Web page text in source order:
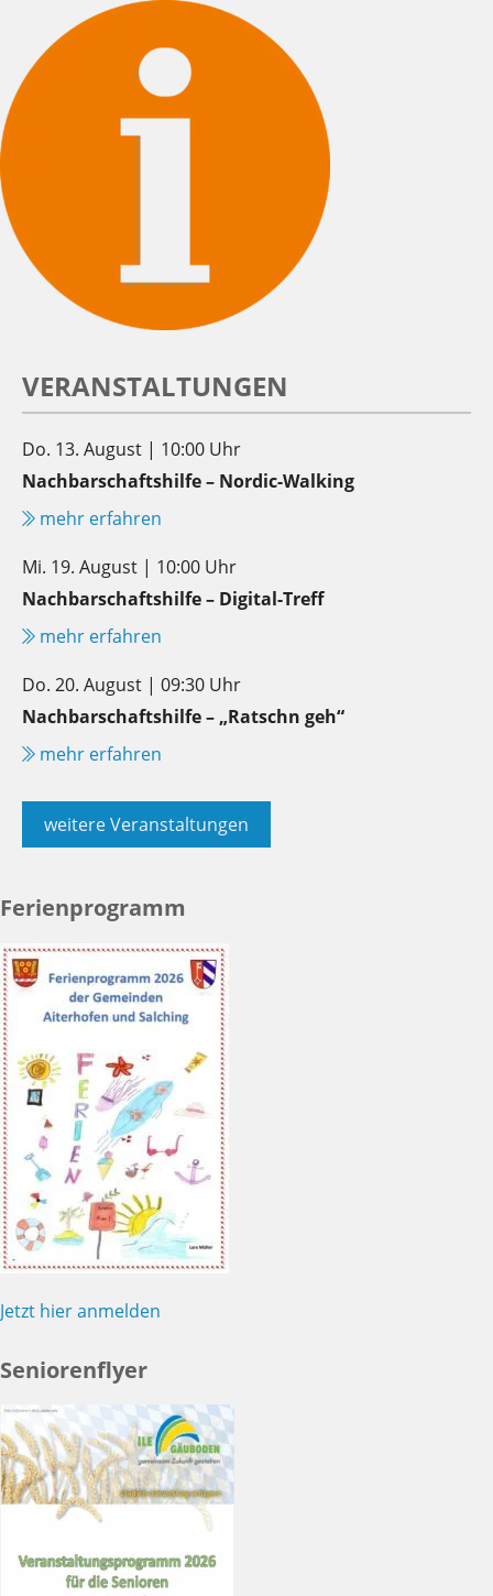
VERANSTALTUNGEN
Do. 13. August | 10:00 Uhr
Nachbarschaftshilfe – Nordic-Walking
mehr erfahren
Mi. 19. August | 10:00 Uhr
Nachbarschaftshilfe – Digital-Treff
mehr erfahren
Do. 20. August | 09:30 Uhr
Nachbarschaftshilfe – „Ratschn geh“
mehr erfahren
weitere Veranstaltungen
Ferienprogramm
Jetzt hier anmelden
Seniorenflyer